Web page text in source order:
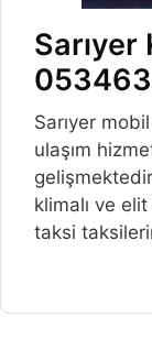
Sarıyer
Sarıyer
ulaşım
klimalı ve
taksi